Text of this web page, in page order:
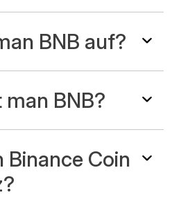
BNB auf?
BNB?
Coin